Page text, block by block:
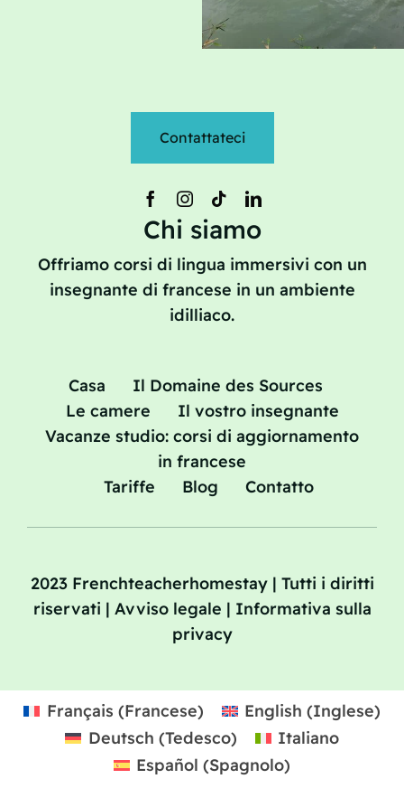
Contattateci
Chi siamo
Offriamo corsi di lingua immersivi con un
insegnante di francese in un ambiente
idilliaco.
Casa
Il Domaine des Sources
Le camere
Il vostro insegnante
Vacanze studio: corsi di aggiornamento
in francese
Tariffe
Blog Contatto
2023 Frenchteacherhomestay | Tutti i diritti
riservati | Avviso legale | Informativa sulla
privacy
Français (Francese) English (Inglese)
Deutsch (Tedesco)
Italiano
Español (Spagnolo)